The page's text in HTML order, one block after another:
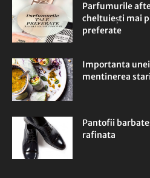
Parfumurile
cheltuiești mai
preferate
Importanta
mentinerea
Pantofii
rafinata